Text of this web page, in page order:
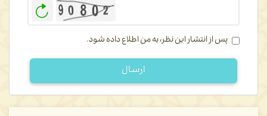
پس از انتشار این نظر، به من اطلاع داده شود.
ارسال